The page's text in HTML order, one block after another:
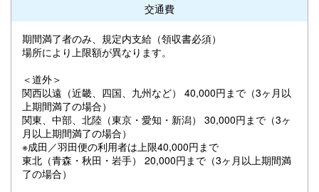
交通費
期間満了者のみ、規定内支給（領収書必須）
場所により上限額が異なります。
＜道外＞
関西以遠（近畿、四国、九州など） 40,000円まで（3ヶ月以
上期間満了の場合）
関東、中部、北陸（東京・愛知・新潟） 30,000円まで（3ヶ
月以上期間満了の場合）
※成田／羽田便の利用者は上限40,000円まで
東北（青森・秋田・岩手） 20,000円まで（3ヶ月以上期間満
了の場合）